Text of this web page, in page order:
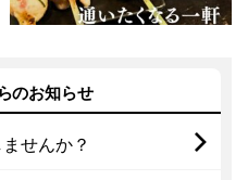
のお知らせ
せんか？